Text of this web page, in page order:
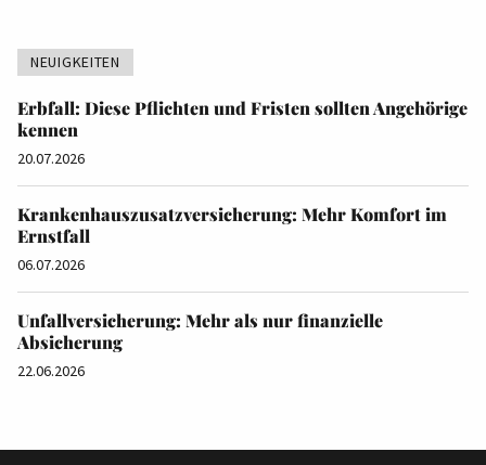
NEUIGKEITEN
Erbfall: Diese Pflichten und Fristen sollten Angehörige
kennen
20.07.2026
Krankenhauszusatzversicherung: Mehr Komfort im
Ernstfall
06.07.2026
Unfallversicherung: Mehr als nur finanzielle
Absicherung
22.06.2026